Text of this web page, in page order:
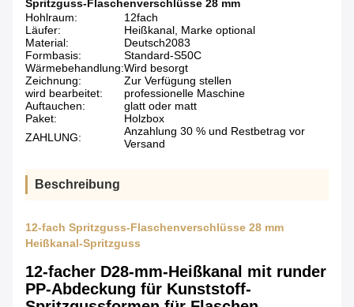
Spritzguss-Flaschenverschlüsse 28 mm
Hohlraum:
12fach
Läufer:
Heißkanal, Marke optional
Material:
Deutsch2083
Formbasis:
Standard-S50C
Wärmebehandlung:Wird besorgt
Zeichnung:
Zur Verfügung stellen
wird bearbeitet:
professionelle Maschine
Auftauchen:
glatt oder matt
Paket:
Holzbox
ZAHLUNG:
Anzahlung 30 % und Restbetrag vor
Versand
Beschreibung
12-fach Spritzguss-Flaschenverschlüsse 28 mm
Heißkanal-Spritzguss
12-facher D28-mm-Heißkanal mit runder
PP-Abdeckung für Kunststoff-